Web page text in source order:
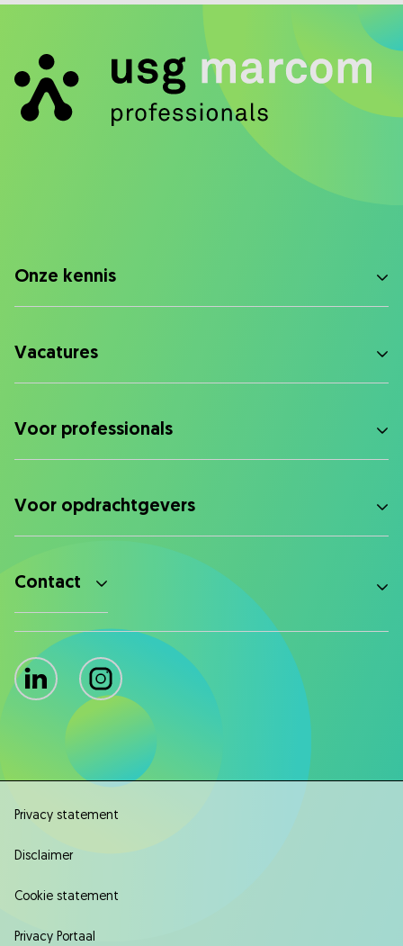
Onze kennis
Vacatures
Voor professionals
Voor opdrachtgevers
Contact
LinkedIn Instagram
Privacy statement
Disclaimer
Cookie statement
Privacy Portaal